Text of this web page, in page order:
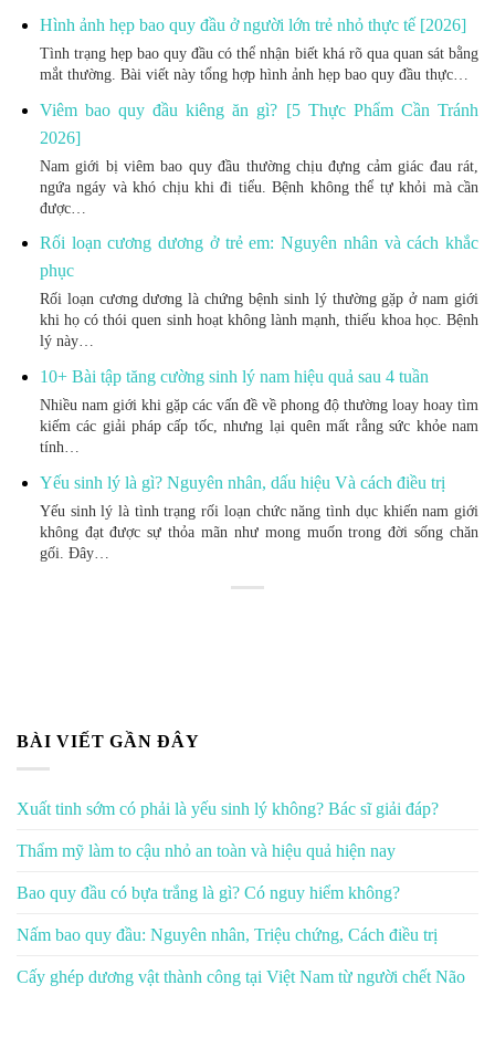
Hình ảnh hẹp bao quy đầu ở người lớn trẻ nhỏ thực tế [2026]
Tình trạng hẹp bao quy đầu có thể nhận biết khá rõ qua quan sát bằng
mắt thường. Bài viết này tổng hợp hình ảnh hẹp bao quy đầu thực…
Viêm bao quy đầu kiêng ăn gì? [5 Thực Phẩm Cần Tránh
2026]
Nam giới bị viêm bao quy đầu thường chịu đựng cảm giác đau rát,
ngứa ngáy và khó chịu khi đi tiểu. Bệnh không thể tự khỏi mà cần
được…
Rối loạn cương dương ở trẻ em: Nguyên nhân và cách khắc
phục
Rối loạn cương dương là chứng bệnh sinh lý thường gặp ở nam giới
khi họ có thói quen sinh hoạt không lành mạnh, thiếu khoa học. Bệnh
lý này…
10+ Bài tập tăng cường sinh lý nam hiệu quả sau 4 tuần
Nhiều nam giới khi gặp các vấn đề về phong độ thường loay hoay tìm
kiếm các giải pháp cấp tốc, nhưng lại quên mất rằng sức khỏe nam
tính…
Yếu sinh lý là gì? Nguyên nhân, dấu hiệu Và cách điều trị
Yếu sinh lý là tình trạng rối loạn chức năng tình dục khiến nam giới
không đạt được sự thỏa mãn như mong muốn trong đời sống chăn
gối. Đây…
BÀI VIẾT GẦN ĐÂY
Xuất tinh sớm có phải là yếu sinh lý không? Bác sĩ giải đáp?
Thẩm mỹ làm to cậu nhỏ an toàn và hiệu quả hiện nay
Bao quy đầu có bựa trắng là gì? Có nguy hiểm không?
Nấm bao quy đầu: Nguyên nhân, Triệu chứng, Cách điều trị
Cấy ghép dương vật thành công tại Việt Nam từ người chết Não